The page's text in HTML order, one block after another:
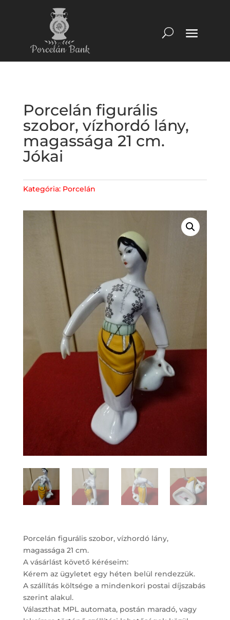
Porcelán figurális
szobor, vízhordó lány,
magassága 21 cm.
Jókai
Kategória: Porcelán
Porcelán figurális szobor, vízhordó lány,
magassága 21 cm.
A vásárlást követő kéréseim:
Kérem az ügyletet egy héten belül rendezzük.
A szállítás költsége a mindenkori postai díjszabás
szerint alakul.
Választhat MPL automata, postán maradó, vagy